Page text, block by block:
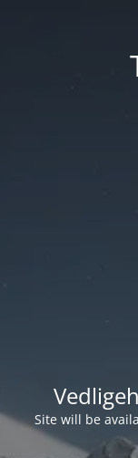
Site will be